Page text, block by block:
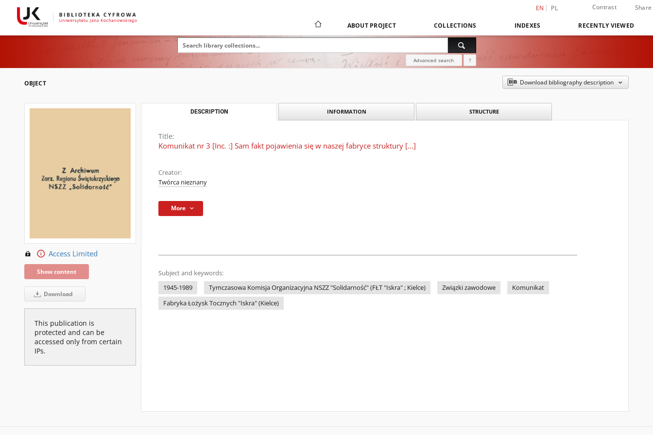
EN PL Contrast Share
ABOUT PROJECT COLLECTIONS INDEXES RECENTLY VIEWED
Advanced search ?
OBJECT Download bibliography description
Access Limited
Show content
Download
This publication is
protected and can be
accessed only from certain
IPs.
DESCRIPTION INFORMATION STRUCTURE
Title:
Komunikat nr 3 [Inc. :] Sam fakt pojawienia się w naszej fabryce struktury […]
Creator:
Twórca nieznany
More
Subject and keywords:
1945-1989
Tymczasowa Komisja Organizacyjna NSZZ "Solidarność" (FŁT "Iskra" ; Kielce) Związki zawodowe
Komunikat
Fabryka Łożysk Tocznych "Iskra" (Kielce)